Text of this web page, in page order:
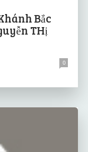
Bắc
THị
0